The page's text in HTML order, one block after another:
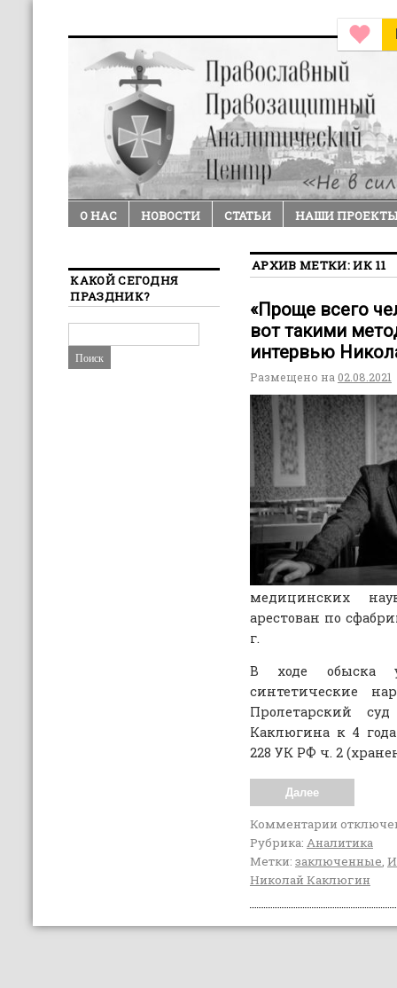
О НАС НОВОСТИ СТАТЬИ НАШИ
АРХИВ МЕТКИ:ИК 11
«Проще всего
вот такими
интервью
Размещено на 02.08.2021
медицинских
арестован по
г.
В ходе обыска
синтетические
Пролетарский
Каклюгина к 4
228 УК РФ ч. 2
Далее
Комментарии
Рубрика: Аналитика
Метки: заключенные,
Николай Каклюгин
КАКОЙ СЕГОДНЯ
ПРАЗДНИК?